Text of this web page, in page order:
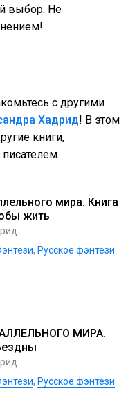
выбор. Не
с другими
Хадрид! В этом
книги,
мира. Книга
жить
, Русское фэнтези
МИРА.
, Русское фэнтези